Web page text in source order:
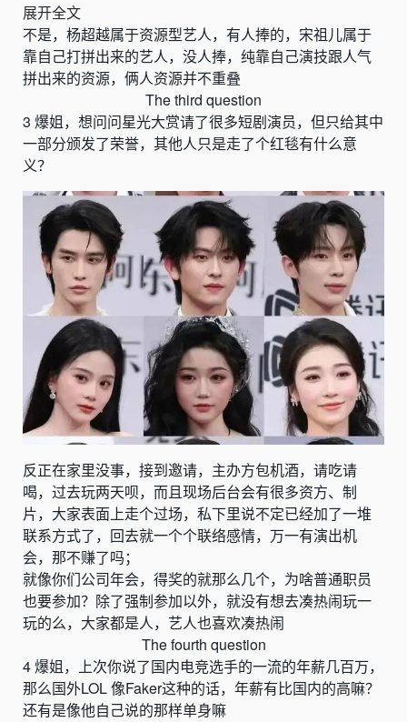
展开全文
不是，杨超越属于资源型艺人，有人捧的，宋祖儿属于
靠自己打拼出来的艺人，没人捧，纯靠自己演技跟人气
拼出来的资源，俩人资源并不重叠
The third question
3 爆姐，想问问星光大赏请了很多短剧演员，但只给其中
一部分颁发了荣誉，其他人只是走了个红毯有什么意
义？
反正在家里没事，接到邀请，主办方包机酒，请吃请
喝，过去玩两天呗，而且现场后台会有很多资方、制
片，大家表面上走个过场，私下里说不定已经加了一堆
联系方式了，回去就一个个联络感情，万一有演出机
会，那不赚了吗；
就像你们公司年会，得奖的就那么几个，为啥普通职员
也要参加？除了强制参加以外，就没有想去凑热闹玩一
玩的么，大家都是人，艺人也喜欢凑热闹
The fourth question
4爆姐，上次你说了国内电竞选手的一流的年薪几百万，
那么国外LOL像Faker这种的话，年薪有比国内的高嘛？
还有是像他自己说的那样单身嘛